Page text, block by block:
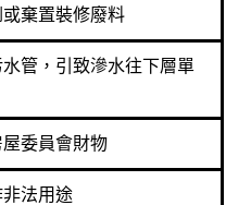
棄置裝修廢料
管，引致滲水往下層單
委員會財物
法用途